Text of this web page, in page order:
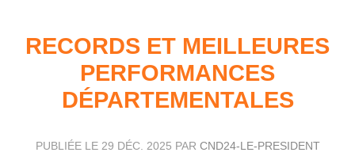
RECORDS ET MEILLEURES
PERFORMANCES
DÉPARTEMENTALES
PUBLIÉE LE 29 DÉC. 2025 PAR CND24-LE-PRESIDENT